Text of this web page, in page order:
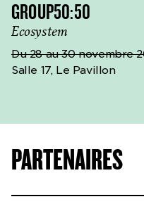
GROUP50:50
Ecosystem
Du 28 au 30 novembre
Salle 17, Le Pavillon
PARTENAIRES